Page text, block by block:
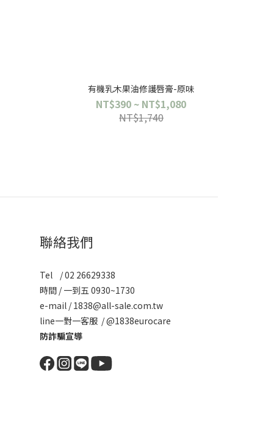
有機乳木果油修護唇膏-原味
NT$390 ~ NT$1,080
NT$1,740
聯絡我們
Tel / 02 26629338
時間 / 一到五 0930~1730
e-mail / 1838@all-sale.com.tw
line一對一客服 / @1838eurocare
防詐騙宣導